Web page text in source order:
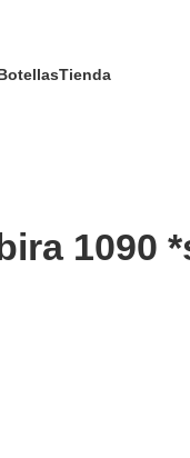
Tienda
1090